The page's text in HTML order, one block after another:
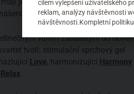
produktů na pokožku je
vůním zabaleným do
tvoří: stimulační sprchový gel
Love, harmonizující Harmony
Relax
cílem vylepšení uživatelského
reklam, analýzy návštěvnosti
návštěvnosti.Kompletní politiku